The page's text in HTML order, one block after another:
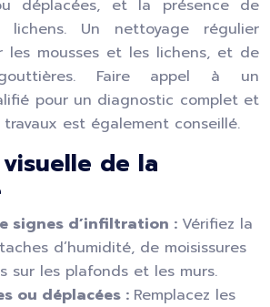
déplacées, et la présence de
Un nettoyage régulier
les mousses et les lichens, et de
Faire appel à un
pour un diagnostic complet et
est également conseillé.
de la
signes d’infiltration : Vérifiez la
d’humidité, de moisissures
sur les plafonds et les murs.
ou déplacées : Remplacez les